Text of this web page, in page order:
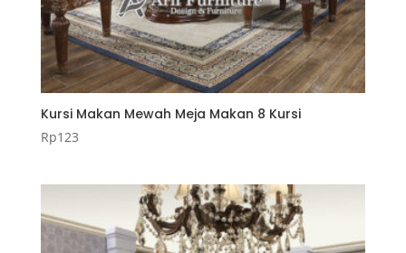
Kursi Makan Mewah Meja Makan 8 Kursi
Rp123